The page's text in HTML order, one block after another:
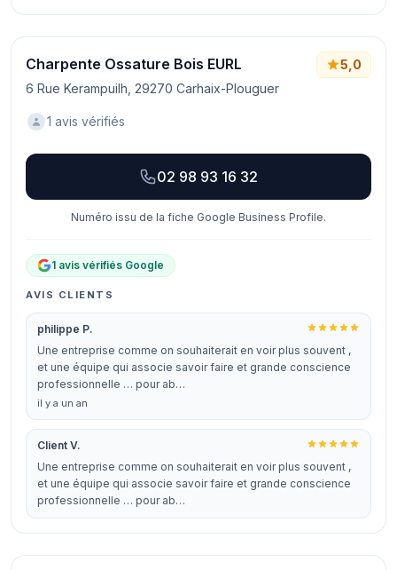
Charpente Ossature Bois EURL
6 Rue Kerampuilh, 29270 Carhaix-Plouguer
5,0
1 avis vérifiés
02 98 93 16 32
Numéro issu de la fiche Google Business Profile.
1 avis vérifiés Google
AVIS CLIENTS
philippe P.
Une entreprise comme on souhaiterait en voir plus souvent ,
et une équipe qui associe savoir faire et grande conscience
professionnelle … pour ab…
il y a un an
Client V.
Une entreprise comme on souhaiterait en voir plus souvent ,
et une équipe qui associe savoir faire et grande conscience
professionnelle … pour ab…